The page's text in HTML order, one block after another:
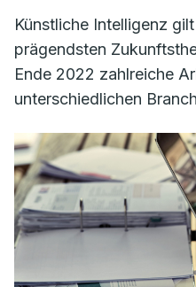
Künstliche Intelligenz
prägendsten
Ende 2022 zahlreiche
unterschiedlichen